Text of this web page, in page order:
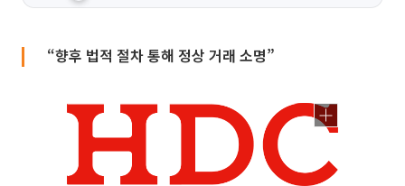
“향후 법적 절차 통해 정상 거래 소명”